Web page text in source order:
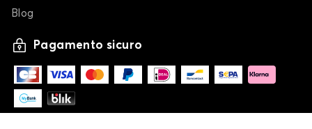
Blog
Pagamento sicuro